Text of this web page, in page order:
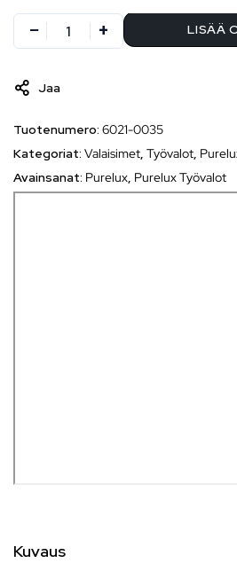
LISÄÄ
Jaa
Tuotenumero: 6021-0035
Kategoriat: Valaisimet, Työvalot,
Avainsanat: Purelux, Purelux Työvalot
Kuvaus